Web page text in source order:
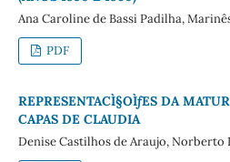
Ana Caroline de Bassi Padilha,
PDF
REPRESENTACÌ§OÌƒES DA
CAPAS DE CLAUDIA
Denise Castilhos de Araujo, Norberto